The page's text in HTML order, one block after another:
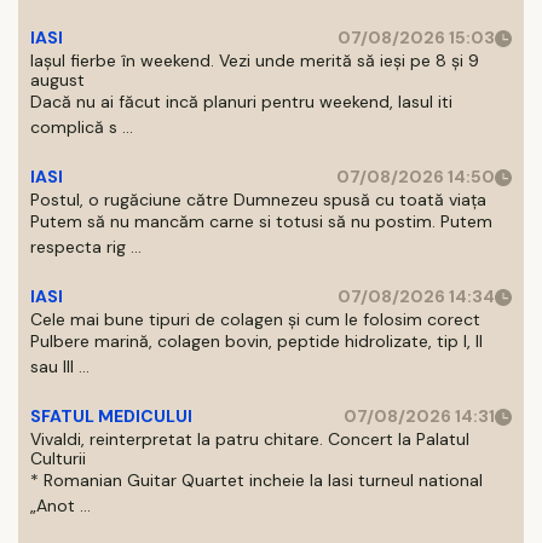
IASI
07/08/2026 15:03
Iașul fierbe în weekend. Vezi unde merită să ieși pe 8 și 9
august
Dacă nu ai făcut incă planuri pentru weekend, Iasul iti
complică s ...
IASI
07/08/2026 14:50
Postul, o rugăciune către Dumnezeu spusă cu toată viața
Putem să nu mancăm carne si totusi să nu postim. Putem
respecta rig ...
IASI
07/08/2026 14:34
Cele mai bune tipuri de colagen și cum le folosim corect
Pulbere marină, colagen bovin, peptide hidrolizate, tip I, II
sau III ...
SFATUL MEDICULUI
07/08/2026 14:31
Vivaldi, reinterpretat la patru chitare. Concert la Palatul
Culturii
* Romanian Guitar Quartet incheie la Iasi turneul national
„Anot ...